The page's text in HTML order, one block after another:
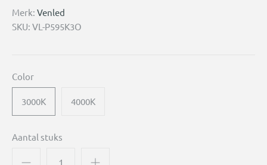
Merk: Venled
SKU: VL-P595K3O
Color
3000K 4000K
Aantal stuks